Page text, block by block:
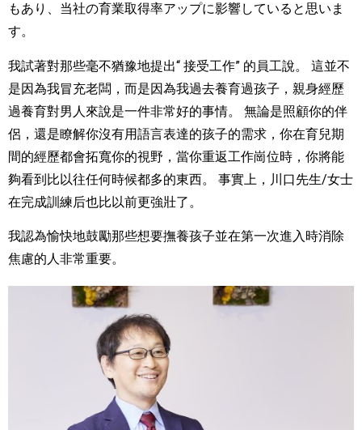
もあり、当社の育業取得率アップに影響していると思いま
す。
我試著對那些毫不猶豫地提出“ 接受工作” 的員工說。 這並不
是因為我冒充老闆，而是因為我過去養育過孩子，親身經歷
過養育對男人來說是一件非常好的事情。 無論是照顧你的伴
侶，還是瞭解你沒有用語言表達的孩子的需求，你在育兒期
間的經歷都會拓寬你的視野，當你重返工作崗位時，你將能
夠看到比以往任何時候都多的東西。 事實上，川口先生/女士
在完成訓練后也比以前更強壯了。
我認為愉快地鼓勵那些想要撫養孩子並在第一次進入時消除
焦慮的人非常重要。